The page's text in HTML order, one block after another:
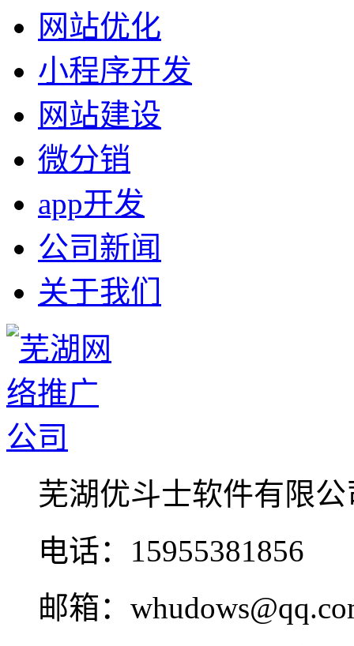
网站优化
小程序开发
网站建设
微分销
app开发
公司新闻
关于我们
芜湖优斗士软件有限公
电话：15955381856
邮箱：